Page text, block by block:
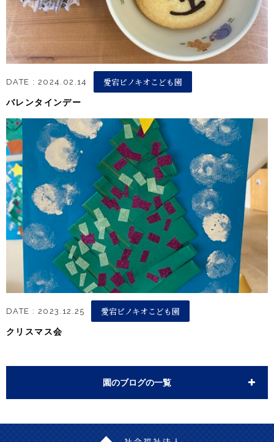
DATE : 2024.02.14 愛宕ピノキオこども園
バレンタインデー
DATE : 2023.12.25 愛宕ピノキオこども園
クリスマス会
園のブログの一覧